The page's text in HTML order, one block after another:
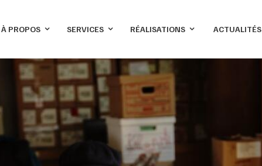
À PROPOS SERVICES RÉALISATIONS ACTUALITÉS